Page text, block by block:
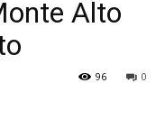
Alto
0
96